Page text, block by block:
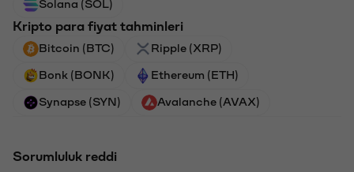
Solana (SOL)
Kripto para fiyat tahminleri
Bitcoin (BTC) Ripple (XRP)
Bonk (BONK) Ethereum (ETH)
Synapse (SYN) Avalanche (AVAX)
Sorumluluk reddi